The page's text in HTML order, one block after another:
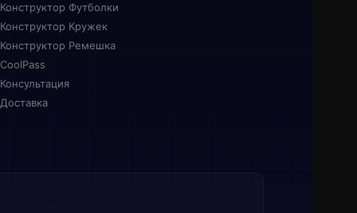
Конструктор Футболки
Конструктор Кружек
Конструктор Ремешка
CoolPass
Консультация
Доставка